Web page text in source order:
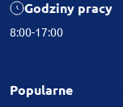
Godziny pracy
8:00-17:00
Popularne